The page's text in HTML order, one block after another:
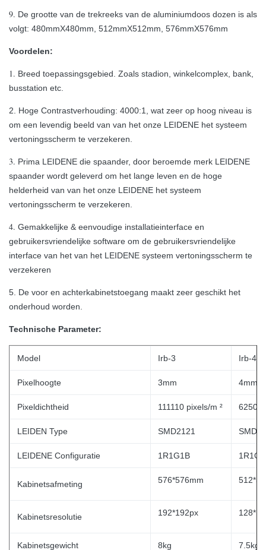
9. De grootte van de trekreeks van de aluminiumdoos dozen is als
volgt: 480mmX480mm, 512mmX512mm, 576mmX576mm
Voordelen:
1. Breed toepassingsgebied. Zoals stadion, winkelcomplex, bank,
busstation etc.
2.
Hoge Contrastverhouding: 4000:1, wat zeer op hoog niveau is
om een levendig beeld van van het onze LEIDENE het systeem
vertoningsscherm te verzekeren.
3. Prima LEIDENE die spaander, door beroemde merk LEIDENE
spaander wordt geleverd om het lange leven en de hoge
helderheid van van het onze LEIDENE het systeem
vertoningsscherm te verzekeren.
4. Gemakkelijke & eenvoudige installatieinterface en
gebruikersvriendelijke software om de gebruikersvriendelijke
interface van het van het LEIDENE systeem vertoningsscherm te
verzekeren
5. De voor en achterkabinetstoegang maakt zeer geschikt het
onderhoud worden.
Technische Parameter:
Model Irb-3 Irb-4
Pixelhoogte 3mm 4mm
Pixeldichtheid 111110 pixels/m ² 62500
LEIDEN Type SMD2121
LEIDENE Configuratie 1R1G1B
Kabinetsafmeting 576*576mm
Kabinetsresolutie 192*192px
Kabinetsgewicht 8kg 7.5kg